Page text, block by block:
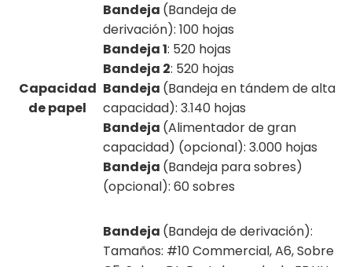
Capacidad
de papel
Bandeja (Bandeja de
derivación): 100 hojas
Bandeja 1: 520 hojas
Bandeja 2: 520 hojas
Bandeja (Bandeja en tándem de alta
capacidad): 3.140 hojas
Bandeja (Alimentador de gran
capacidad) (opcional): 3.000 hojas
Bandeja (Bandeja para sobres)
(opcional): 60 sobres
Bandeja (Bandeja de derivación):
Tamaños: #10 Commercial, A6, Sobre